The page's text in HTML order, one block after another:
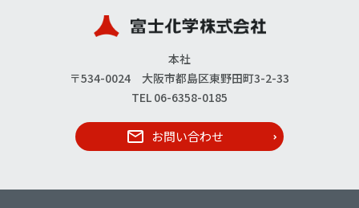
本社
〒534-0024 大阪市都島区東野田町3-2-33
TEL 06-6358-0185
お問い合わせ